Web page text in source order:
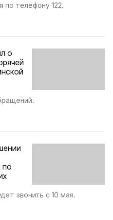
по телефону 122.
о
по
звонить с 10 мая.